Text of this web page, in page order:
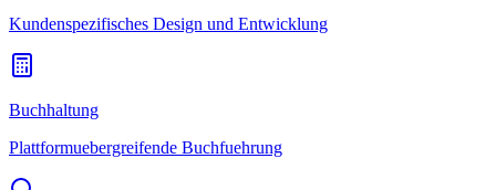
Kundenspezifisches Design und Entwicklung
Buchhaltung
Plattformuebergreifende Buchfuehrung